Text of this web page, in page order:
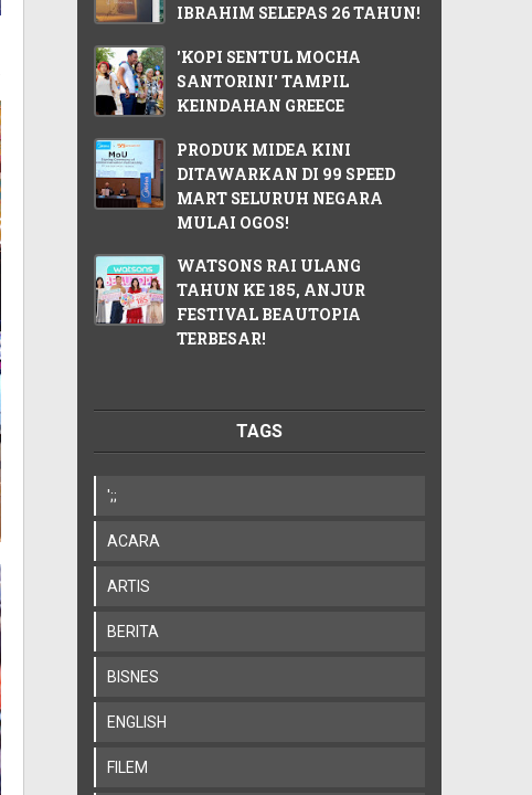
IBRAHIM SELEPAS 26 TAHUN!
'KOPI SENTUL MOCHA
SANTORINI' TAMPIL
KEINDAHAN GREECE
PRODUK MIDEA KINI
DITAWARKAN DI 99 SPEED
MART SELURUH NEGARA
MULAI OGOS!
WATSONS RAI ULANG
TAHUN KE 185, ANJUR
FESTIVAL BEAUTOPIA
TERBESAR!
TAGS
';;
ACARA
ARTIS
BERITA
BISNES
ENGLISH
FILEM